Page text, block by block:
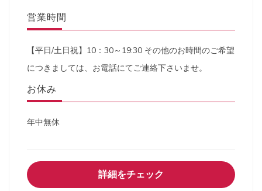
営業時間
【平日/土日祝】10：30～19:30 その他のお時間のご希望
につきましては、お電話にてご連絡下さいませ。
お休み
年中無休
詳細をチェック